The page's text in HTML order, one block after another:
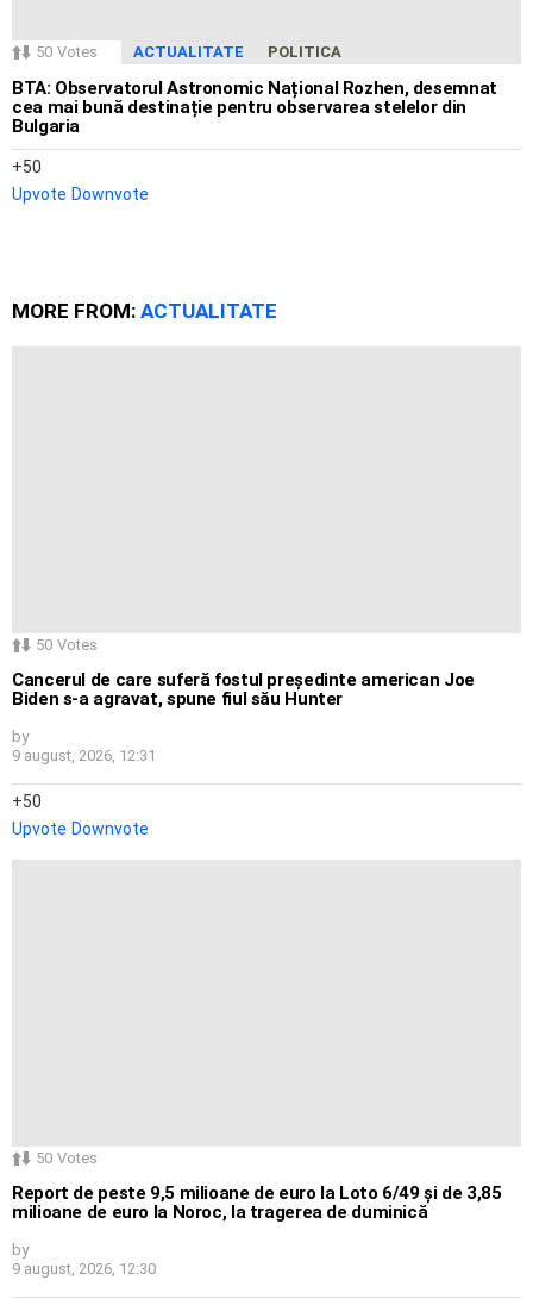
50 Votes ACTUALITATE POLITICA
BTA: Observatorul Astronomic Național Rozhen, desemnat
cea mai bună destinație pentru observarea stelelor din
Bulgaria
50
Upvote Downvote
MORE FROM: ACTUALITATE
50 Votes
Cancerul de care suferă fostul președinte american Joe
Biden s-a agravat, spune fiul său Hunter
by
9 august, 2026, 12:31
50
Upvote Downvote
50 Votes
Report de peste 9,5 milioane de euro la Loto 6/49 și de 3,85
milioane de euro la Noroc, la tragerea de duminică
by
9 august, 2026, 12:30